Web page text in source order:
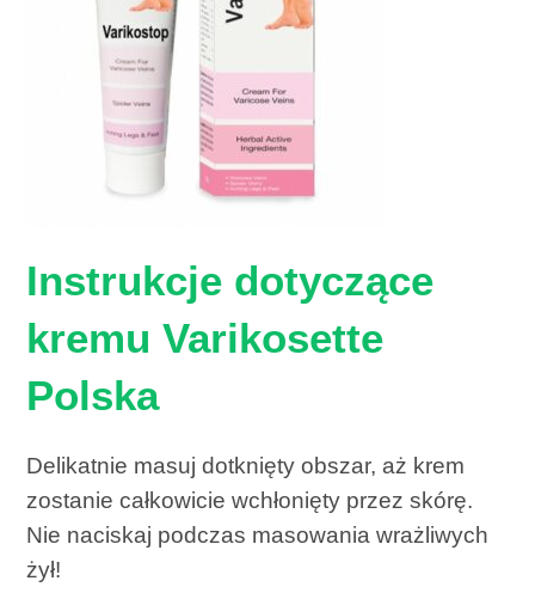
Instrukcje dotyczące
kremu Varikosette
Polska
Delikatnie masuj dotknięty obszar, aż krem ​​
zostanie całkowicie wchłonięty przez skórę.
Nie naciskaj podczas masowania wrażliwych
żył!